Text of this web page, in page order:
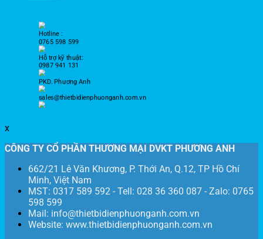
Hotline :
0765 598 599
Hỗ trợ kỹ thuật:
0987 941 131
PKD. Phương Anh
sales@thietbidienphuonganh.com.vn
x
CÔNG TY CỔ PHẦN THƯƠNG MẠI DVKT PHƯƠNG ANH
662/21 Lê Văn Khương, P. Thới An, Q.12, TP Hồ Chí
Minh, Việt Nam
MST: 0317 589 592 - Tell: 028 36 360 087 - Zalo: 0765
598 599
Mail: info@thietbidienphuonganh.com.vn
Website: www.thietbidienphuonganh.com.vn